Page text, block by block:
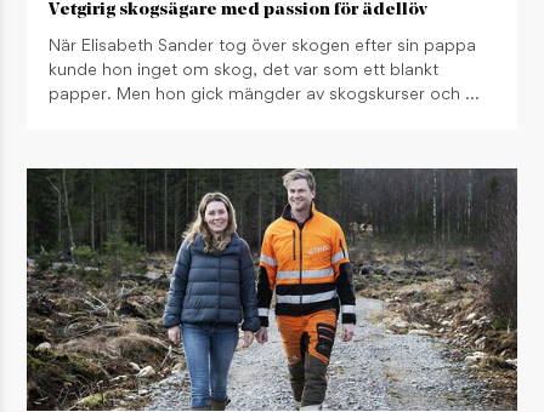
Vetgirig skogsägare med passion för ädellöv
När Elisabeth Sander tog över skogen efter sin pappa
kunde hon inget om skog, det var som ett blankt
papper. Men hon gick mängder av skogskurser och …